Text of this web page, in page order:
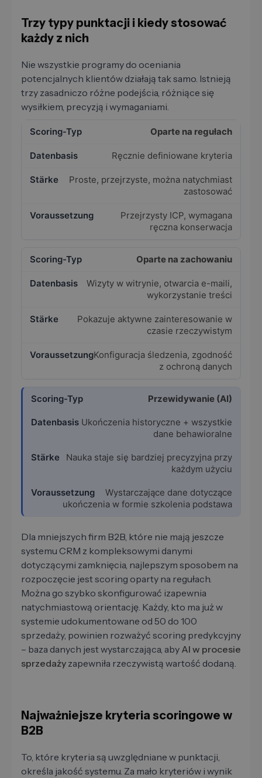
Trzy typy punktacji i kiedy stosować
każdy z nich
Nie wszystkie programy do oceniania
potencjalnych klientów działają tak samo. Istnieją
trzy zasadniczo różne podejścia, różniące się
wysiłkiem, precyzją i wymaganiami.
Oparte na regułach
Ręcznie definiowane kryteria
Proste, przejrzyste, można natychmiast
zastosować
Przejrzysty ICP, wymagana
ręczna konserwacja
Oparte na zachowaniu
Wizyty w witrynie, otwarcia e-maili,
wykorzystanie treści
Pokazuje aktywne zainteresowanie w
czasie rzeczywistym
Konfiguracja śledzenia, zgodność
z ochroną danych
Przewidywanie (AI)
Ukończenia historyczne + wszystkie
dane behawioralne
Nauka staje się bardziej precyzyjna przy
każdym użyciu
Wystarczające dane dotyczące
ukończenia w formie szkolenia podstawa
Dla mniejszych firm B2B, które nie mają jeszcze
systemu CRM z kompleksowymi danymi
dotyczącymi zamknięcia, najlepszym sposobem na
rozpoczęcie jest scoring oparty na regułach.
Można go szybko skonfigurować izapewnia
natychmiastową orientację. Każdy, kto ma już w
systemie udokumentowane od 50 do 100
sprzedaży, powinien rozważyć scoring predykcyjny
– baza danych jest wystarczająca, aby AI w procesie
sprzedaży zapewniła rzeczywistą wartość dodaną.
Najważniejsze kryteria scoringowe w
B2B
To, które kryteria są uwzględniane w punktacji,
określa jakość systemu. Za mało kryteriów i wynik